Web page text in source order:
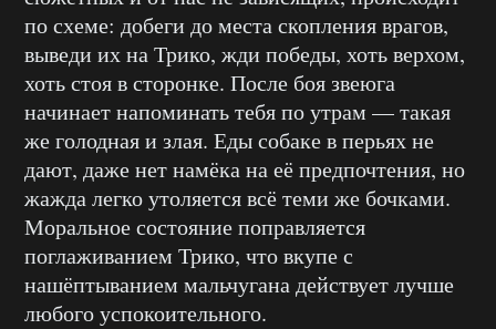
по схеме: добеги до места скопления врагов,
выведи их на Трико, жди победы, хоть верхом,
хоть стоя в сторонке. После боя звеюга
начинает напоминать тебя по утрам — такая
же голодная и злая. Еды собаке в перьях не
дают, даже нет намёка на её предпочтения, но
жажда легко утоляется всё теми же бочками.
Моральное состояние поправляется
поглаживанием Трико, что вкупе с
нашёптыванием мальчугана действует лучше
любого успокоительного.